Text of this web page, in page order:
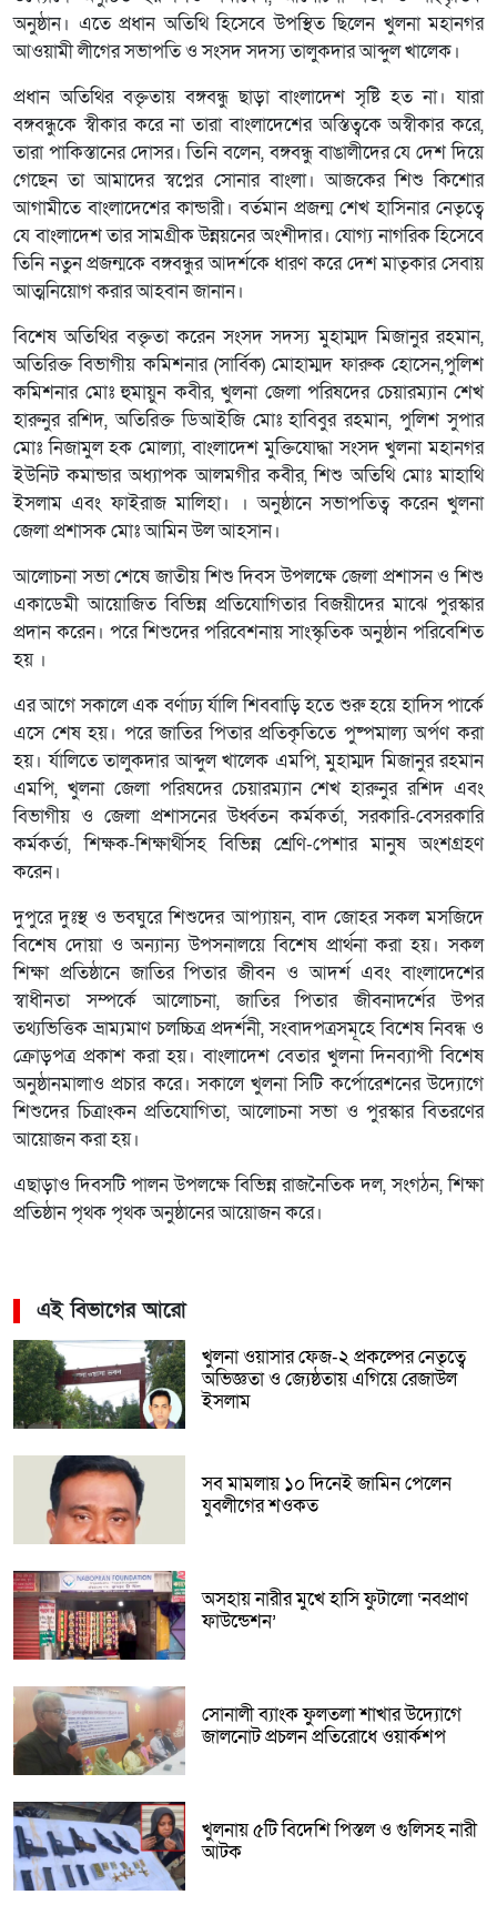
অনুষ্ঠান। এতে প্রধান অতিথি হিসেবে উপস্থিত ছিলেন খুলনা মহানগর
আওয়ামী লীগের সভাপতি ও সংসদ সদস্য তালুকদার আব্দুল খালেক।
প্রধান অতিথির বক্তৃতায় বঙ্গবন্ধু ছাড়া বাংলাদেশ সৃষ্টি হত না। যারা
বঙ্গবন্ধুকে স্বীকার করে না তারা বাংলাদেশের অস্তিত্বকে অস্বীকার করে,
তারা পাকিস্তানের দোসর। তিনি বলেন, বঙ্গবন্ধু বাঙালীদের যে দেশ দিয়ে
গেছেন তা আমাদের স্বপ্নের সোনার বাংলা। আজকের শিশু কিশোর
আগামীতে বাংলাদেশের কান্ডারী। বর্তমান প্রজন্ম শেখ হাসিনার নেতৃত্বে
যে বাংলাদেশ তার সামগ্রীক উন্নয়নের অংশীদার। যোগ্য নাগরিক হিসেবে
তিনি নতুন প্রজন্মকে বঙ্গবন্ধুর আদর্শকে ধারণ করে দেশ মাতৃকার সেবায়
আত্মনিয়োগ করার আহবান জানান।
বিশেষ অতিথির বক্তৃতা করেন সংসদ সদস্য মুহাম্মদ মিজানুর রহমান,
অতিরিক্ত বিভাগীয় কমিশনার (সার্বিক) মোহাম্মদ ফারুক হোসেন,পুলিশ
কমিশনার মোঃ হুমায়ুন কবীর, খুলনা জেলা পরিষদের চেয়ারম্যান শেখ
হারুনুর রশিদ, অতিরিক্ত ডিআইজি মোঃ হাবিবুর রহমান, পুলিশ সুপার
মোঃ নিজামুল হক মোল্যা, বাংলাদেশ মুক্তিযোদ্ধা সংসদ খুলনা মহানগর
ইউনিট কমান্ডার অধ্যাপক আলমগীর কবীর, শিশু অতিথি মোঃ মাহাথি
ইসলাম এবং ফাইরাজ মালিহা। । অনুষ্ঠানে সভাপতিত্ব করেন খুলনা
জেলা প্রশাসক মোঃ আমিন উল আহসান।
আলোচনা সভা শেষে জাতীয় শিশু দিবস উপলক্ষে জেলা প্রশাসন ও শিশু
একাডেমী আয়োজিত বিভিন্ন প্রতিযোগিতার বিজয়ীদের মাঝে পুরস্কার
প্রদান করেন। পরে শিশুদের পরিবেশনায় সাংস্কৃতিক অনুষ্ঠান পরিবেশিত
হয় ।
এর আগে সকালে এক বর্ণাঢ্য র্যালি শিববাড়ি হতে শুরু হয়ে হাদিস পার্কে
এসে শেষ হয়। পরে জাতির পিতার প্রতিকৃতিতে পুষ্পমাল্য অর্পণ করা
হয়। র্যালিতে তালুকদার আব্দুল খালেক এমপি, মুহাম্মদ মিজানুর রহমান
এমপি, খুলনা জেলা পরিষদের চেয়ারম্যান শেখ হারুনুর রশিদ এবং
বিভাগীয় ও জেলা প্রশাসনের উর্ধ্বতন কর্মকর্তা, সরকারি-বেসরকারি
কর্মকর্তা, শিক্ষক-শিক্ষার্থীসহ বিভিন্ন শ্রেণি-পেশার মানুষ অংশগ্রহণ
করেন।
দুপুরে দুঃস্থ ও ভবঘুরে শিশুদের আপ্যায়ন, বাদ জোহর সকল মসজিদে
বিশেষ দোয়া ও অন্যান্য উপসনালয়ে বিশেষ প্রার্থনা করা হয়। সকল
শিক্ষা প্রতিষ্ঠানে জাতির পিতার জীবন ও আদর্শ এবং বাংলাদেশের
স্বাধীনতা সম্পর্কে আলোচনা, জাতির পিতার জীবনাদর্শের উপর
তথ্যভিত্তিক ভ্রাম্যমাণ চলচ্চিত্র প্রদর্শনী, সংবাদপত্রসমূহে বিশেষ নিবন্ধ ও
ক্রোড়পত্র প্রকাশ করা হয়। বাংলাদেশ বেতার খুলনা দিনব্যাপী বিশেষ
অনুষ্ঠানমালাও প্রচার করে। সকালে খুলনা সিটি কর্পোরেশনের উদ্যোগে
শিশুদের চিত্রাংকন প্রতিযোগিতা, আলোচনা সভা ও পুরস্কার বিতরণের
আয়োজন করা হয়।
এছাড়াও দিবসটি পালন উপলক্ষে বিভিন্ন রাজনৈতিক দল, সংগঠন, শিক্ষা
প্রতিষ্ঠান পৃথক পৃথক অনুষ্ঠানের আয়োজন করে।
এই বিভাগের আরো
খুলনা ওয়াসার ফেজ-২ প্রকল্পের নেতৃত্বে
অভিজ্ঞতা ও জ্যেষ্ঠতায় এগিয়ে রেজাউল
ইসলাম
সব মামলায় ১০ দিনেই জামিন পেলেন
যুবলীগের শওকত
অসহায় নারীর মুখে হাসি ফুটালো ‘নবপ্রাণ
ফাউন্ডেশন’
সোনালী ব্যাংক ফুলতলা শাখার উদ্যোগে
জালনোট প্রচলন প্রতিরোধে ওয়ার্কশপ
খুলনায় ৫টি বিদেশি পিস্তল ও গুলিসহ নারী
আটক